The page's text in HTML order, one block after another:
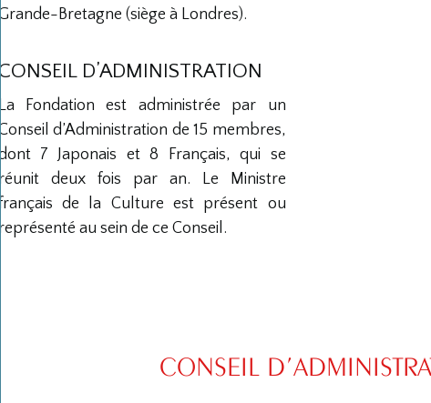
Grande-Bretagne (siège à Londres).
CONSEIL D’ADMINISTRATION
La Fondation est administrée par un
Conseil d’Administration de 15 membres,
dont 7 Japonais et 8 Français, qui se
réunit deux fois par an. Le Ministre
français de la Culture est présent ou
représenté au sein de ce Conseil.
CONSEIL